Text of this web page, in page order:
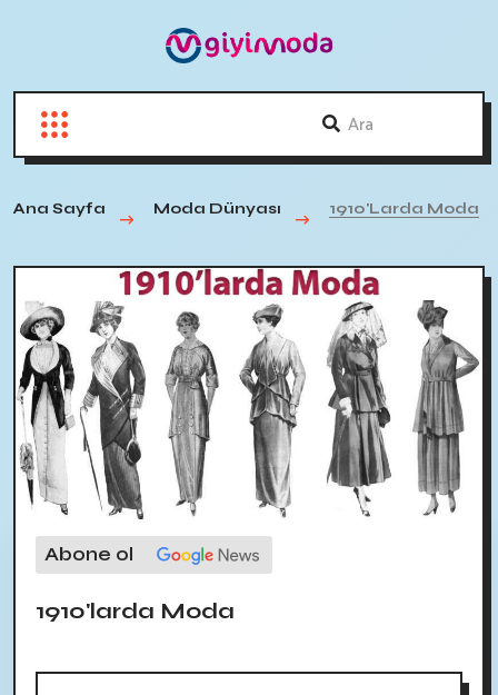
Ana Sayfa Moda Dünyası 1910'larda Moda
Abone ol
1910'larda Moda